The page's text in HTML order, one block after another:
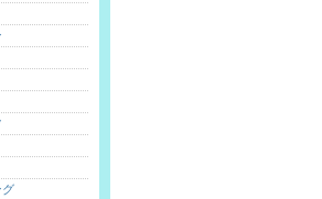
グ